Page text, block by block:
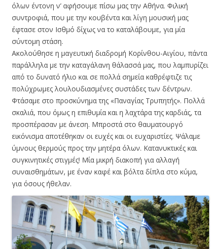
όλων έντονη ν’ αφήσουμε πίσω μας την Αθήνα. Φιλική
συντροφιά, που με την κουβέντα και λίγη μουσική μας
έφτασε στον Ισθμό δίχως να το καταλάβουμε, για μία
σύντομη στάση.
Ακολούθησε η μαγευτική διαδρομή Κορίνθου-Αιγίου, πάντα
παράλληλα με την καταγάλανη θάλασσά μας, που λαμπυρίζει
από το δυνατό ήλιο και σε πολλά σημεία καθρέφτιζε τις
πολύχρωμες λουλουδιασμένες συστάδες των δέντρων.
Φτάσαμε στο προσκύνημα της «Παναγίας Τρυπητής». Πολλά
σκαλιά, που όμως η επιθυμία και η λαχτάρα της καρδιάς, τα
προσπέρασαν με άνεση. Μπροστά στο θαυματουργό
εικόνισμα αποτέθηκαν οι ευχές και οι ευχαριστίες. Ψάλαμε
ύμνους θερμούς προς την μητέρα όλων. Κατανυκτικές και
συγκινητικές στιγμές! Μία μικρή διακοπή για αλλαγή
συναισθημάτων, με έναν καφέ και βόλτα δίπλα στο κύμα,
για όσους ήθελαν.